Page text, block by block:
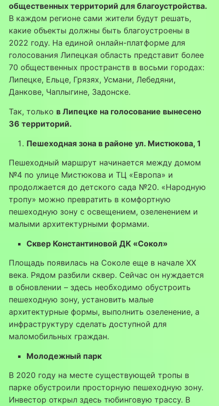
общественных территорий для благоустройства.
В каждом регионе сами жители будут решать,
какие объекты должны быть благоустроены в
2022 году. На единой онлайн-платформе для
голосования Липецкая область представит более
70 общественных пространств в восьми городах:
Липецке, Ельце, Грязях, Усмани, Лебедяни,
Данкове, Чаплыгине, Задонске.
Так, только в Липецке на голосование вынесено
36 территорий.
Пешеходная зона в районе ул. Мистюкова, 1
Пешеходный маршрут начинается между домом
№4 по улице Мистюкова и ТЦ «Европа» и
продолжается до детского сада №20. «Народную
тропу» можно превратить в комфортную
пешеходную зону с освещением, озеленением и
малыми архитектурными формами.
Сквер Константиновой ДК «Сокол»
Площадь появилась на Соколе еще в начале XX
века. Рядом разбили сквер. Сейчас он нуждается
в обновлении – здесь необходимо обустроить
пешеходную зону, установить малые
архитектурные формы, выполнить озеленение, а
инфраструктуру сделать доступной для
маломобильных граждан.
Молодежный парк
В 2020 году на месте существующей тропы в
парке обустроили просторную пешеходную зону.
Инвестор открыл здесь тюбинговую трассу. В